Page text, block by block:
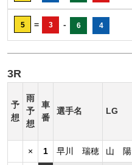
5 = 3 - 6 4
3R
予
想
雨
予
想
車
番
選手名 LG
× 1 早川 瑞穂 山 陽